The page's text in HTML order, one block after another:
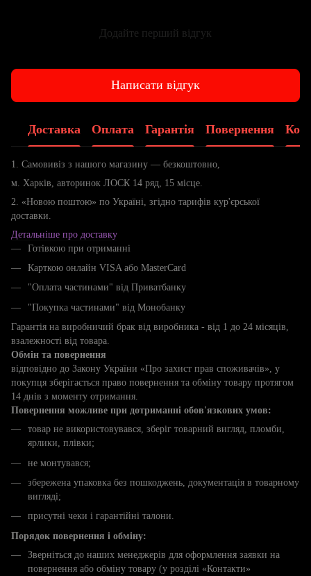
Додайте перший відгук
Написати відгук
Доставка Оплата Гарантія Повернення
1. Самовивіз з нашого магазину — безкоштовно,
м. Харків, авторинок ЛОСК 14 ряд, 15 місце.
2. «Новою поштою» по Україні, згідно тарифів кур'єрської
доставки.
Детальніше про доставку
Готівкою при отриманні
Карткою онлайн VISA або MasterCard
"Оплата частинами" від Приватбанку
"Покупка частинами" від Монобанку
Гарантія на виробничий брак від виробника - від 1 до 24 місяців,
взалежності від товара.
Обмін та повернення
відповідно до Закону України «Про захист прав споживачів», у
покупця зберігається право повернення та обміну товару протягом
14 днів з моменту отримання.
Повернення можливе при дотриманні обов'язкових умов:
товар не використовувався, зберіг товарний вигляд, пломби,
ярлики, плівки;
не монтувався;
збережена упаковка без пошкоджень, документація в товарному
вигляді;
присутні чеки і гарантійні талони.
Порядок повернення і обміну:
Зверніться до наших менеджерів для оформлення заявки на
повернення або обміну товару (у розділі «Контакти»